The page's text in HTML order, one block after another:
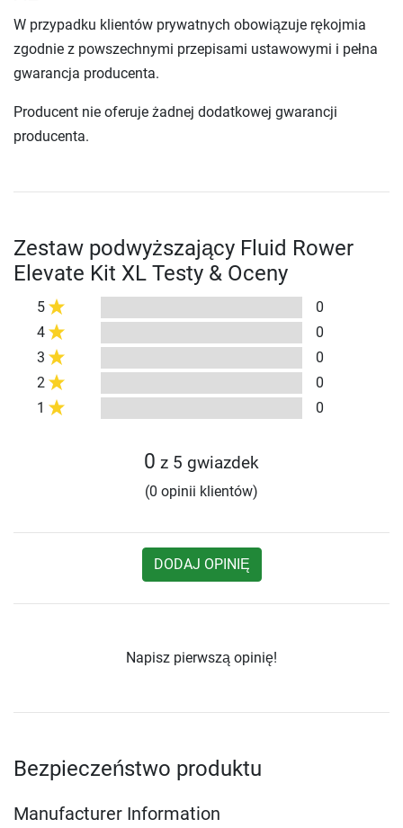
W przypadku klientów prywatnych obowiązuje rękojmia
zgodnie z powszechnymi przepisami ustawowymi i pełna
gwarancja producenta.
Producent nie oferuje żadnej dodatkowej gwarancji
producenta.
Zestaw podwyższający Fluid Rower
Elevate Kit XL Testy & Oceny
5
0
4
0
3
0
2
0
1
0
0 z 5 gwiazdek
(0 opinii klientów)
DODAJ OPINIĘ
Napisz pierwszą opinię!
Bezpieczeństwo produktu
Manufacturer Information